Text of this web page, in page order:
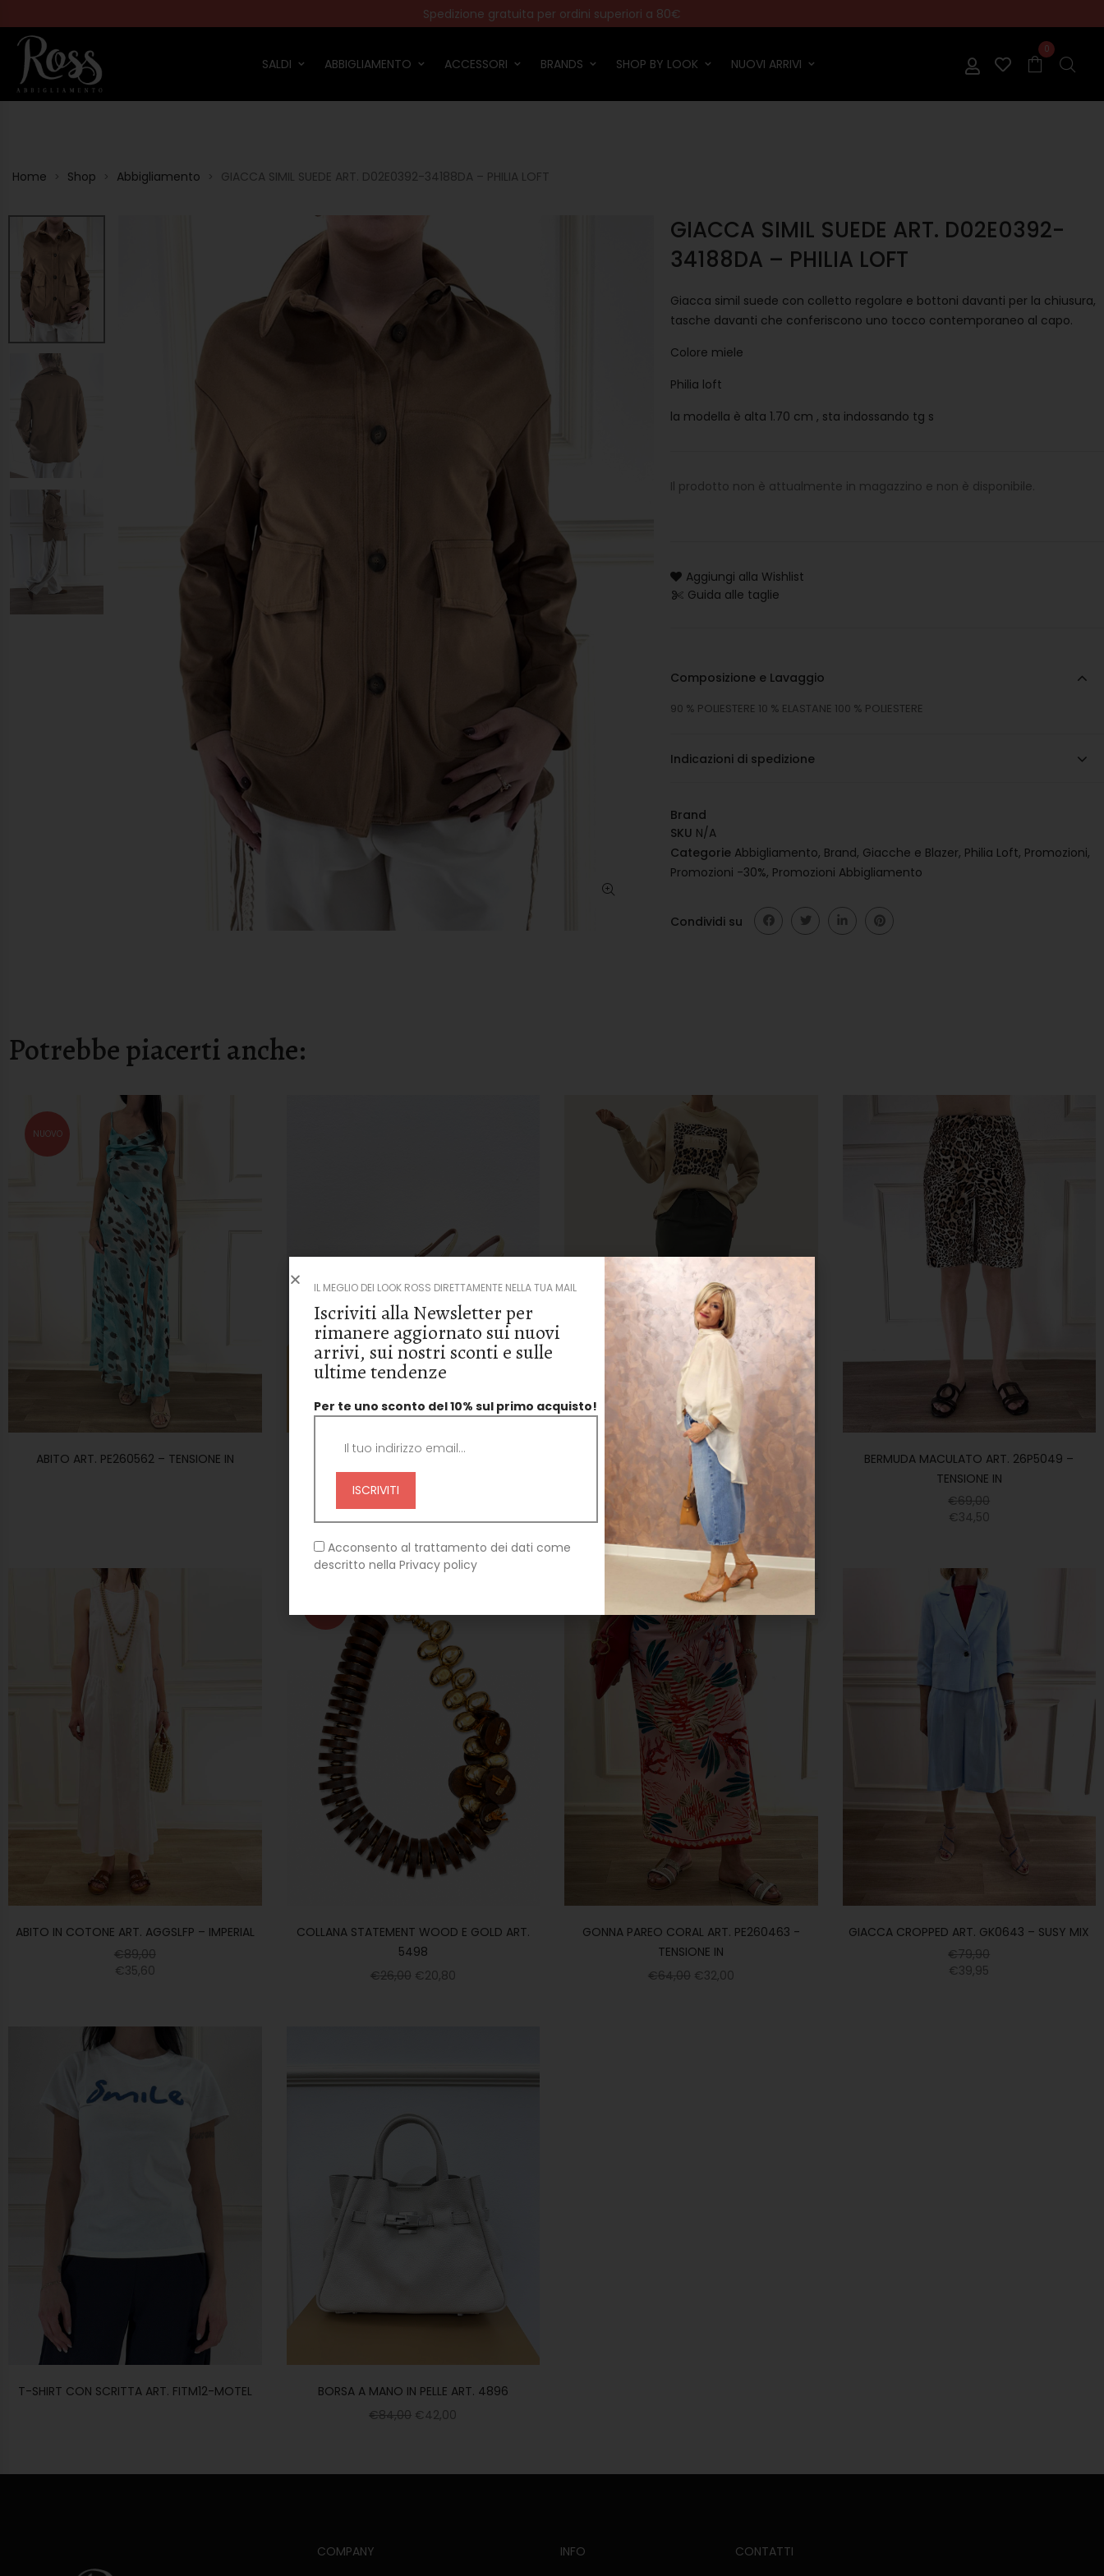
Gli ordini effettuati dal 6/08 verranno spediti a partire dal 24/08
La Nuova Collezione PE 2026 è arrivata! Scoprila ora
Spedizione gratuita per ordini superiori a 80€
Paga in tre comode rate con Scalapay!
SALDI ABBIGLIAMENTO ACCESSORI BRANDS SHOP BY LOOK NUOVI ARRIVI
0
Home > Shop > Abbigliamento > GIACCA SIMIL SUEDE ART. D02E0392-34188DA – PHILIA LOFT
GIACCA SIMIL SUEDE ART. D02E0392-
34188DA – PHILIA LOFT
Giacca simil suede con colletto regolare e bottoni davanti per la chiusura,
tasche davanti che conferiscono uno tocco contemporaneo al capo.
Colore miele
Philia loft
la modella è alta 1.70 cm , sta indossando tg s
Il prodotto non è attualmente in magazzino e non è disponibile.
Aggiungi alla Wishlist
Guida alle taglie
Composizione e Lavaggio
90 % POLIESTERE 10 % ELASTANE 100 % POLIESTERE
Indicazioni di spedizione
Brand
SKU N/A
Categorie Abbigliamento, Brand, Giacche e Blazer, Philia Loft, Promozioni,
Promozioni -30%, Promozioni Abbigliamento
Condividi su
Potrebbe piacerti anche:
NUOVO
ABITO ART. PE260562 – TENSIONE IN FELPA ART.32353
BERMUDA MACULATO ART. 26P5049 –
TENSIONE IN
€69,00
€34,50
ABITO IN COTONE ART. AGGSLFP – IMPERIAL
€89,00
€35,60
COLLANA STATEMENT WOOD E GOLD ART.
5498
€26,00 €20,80
GONNA PAREO CORAL ART. PE260463 -
TENSIONE IN
€64,00 €32,00
GIACCA CROPPED ART. GK0643 – SUSY MIX
€79,90
€39,95
T-SHIRT CON SCRITTA ART. FITM12-MOTEL
BORSA A MANO IN PELLE ART. 4896
€84,00 €42,00
COMPANY INFO CONTATTI
IL MEGLIO DEI LOOK ROSS DIRETTAMENTE NELLA TUA MAIL
Iscriviti alla Newsletter per
rimanere aggiornato sui nuovi
arrivi, sui nostri sconti e sulle
ultime tendenze
Per te uno sconto del 10% sul primo acquisto!
Acconsento al trattamento dei dati come
descritto nella Privacy policy